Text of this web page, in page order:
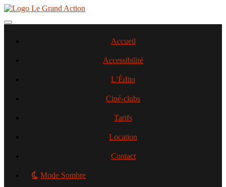
Aller
contenu
Toggle navigation
Accueil
Accessibilité
L’Édito
Ciné-clubs
Tarifs
Location
Contact
Mode Sombre